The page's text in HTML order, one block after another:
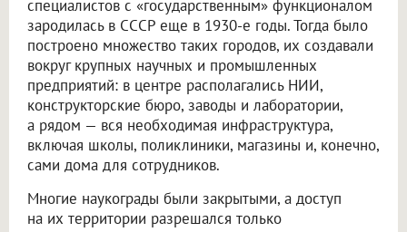
специалистов с «государственным» функционалом
зародилась в СССР еще в 1930-е годы. Тогда было
построено множество таких городов, их создавали
вокруг крупных научных и промышленных
предприятий: в центре располагались НИИ,
конструкторские бюро, заводы и лаборатории,
а рядом — вся необходимая инфраструктура,
включая школы, поликлиники, магазины и, конечно,
сами дома для сотрудников.
Многие наукограды были закрытыми, а доступ
на их территории разрешался только